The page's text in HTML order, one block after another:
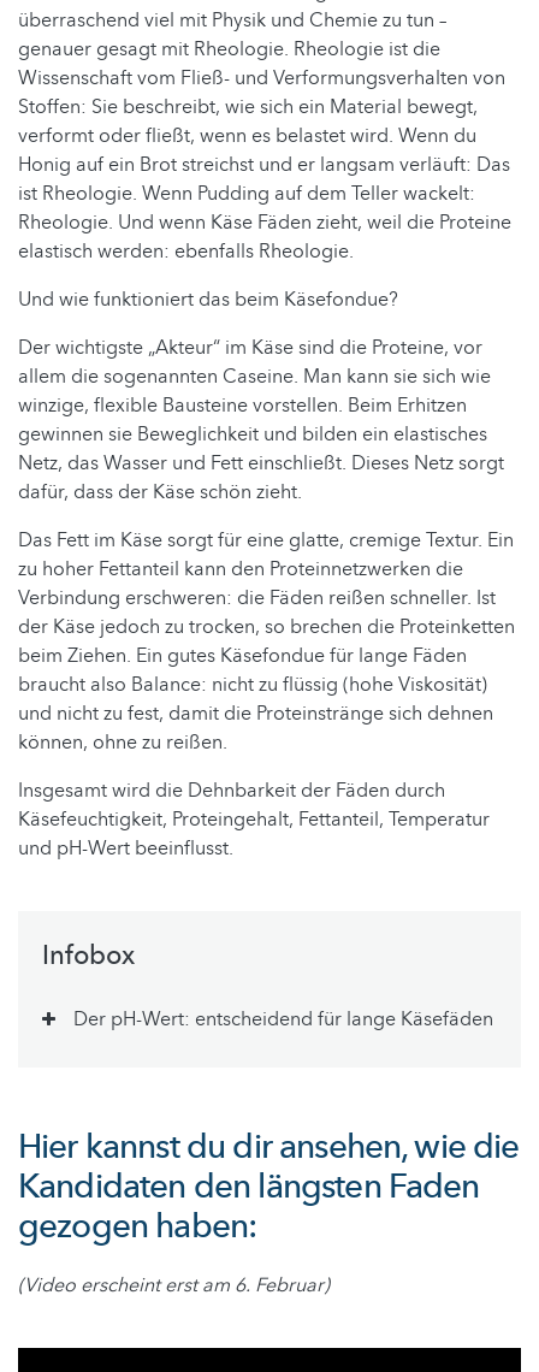
überraschend viel mit Physik und Chemie zu tun –
genauer gesagt mit Rheologie. Rheologie ist die
Wissenschaft vom Fließ- und Verformungsverhalten von
Stoffen: Sie beschreibt, wie sich ein Material bewegt,
verformt oder fließt, wenn es belastet wird. Wenn du
Honig auf ein Brot streichst und er langsam verläuft: Das
ist Rheologie. Wenn Pudding auf dem Teller wackelt:
Rheologie. Und wenn Käse Fäden zieht, weil die Proteine
elastisch werden: ebenfalls Rheologie.
Und wie funktioniert das beim Käsefondue?
Der wichtigste „Akteur“ im Käse sind die Proteine, vor
allem die sogenannten Caseine. Man kann sie sich wie
winzige, flexible Bausteine vorstellen. Beim Erhitzen
gewinnen sie Beweglichkeit und bilden ein elastisches
Netz, das Wasser und Fett einschließt. Dieses Netz sorgt
dafür, dass der Käse schön zieht.
Das Fett im Käse sorgt für eine glatte, cremige Textur. Ein
zu hoher Fettanteil kann den Proteinnetzwerken die
Verbindung erschweren: die Fäden reißen schneller. Ist
der Käse jedoch zu trocken, so brechen die Proteinketten
beim Ziehen. Ein gutes Käsefondue für lange Fäden
braucht also Balance: nicht zu flüssig (hohe Viskosität)
und nicht zu fest, damit die Proteinstränge sich dehnen
können, ohne zu reißen.
Insgesamt wird die Dehnbarkeit der Fäden durch
Käsefeuchtigkeit, Proteingehalt, Fettanteil, Temperatur
und pH-Wert beeinflusst.
Infobox
Der pH-Wert: entscheidend für lange Käsefäden
Hier kannst du dir ansehen, wie die
Kandidaten den längsten Faden
gezogen haben:
(Video erscheint erst am 6. Februar)